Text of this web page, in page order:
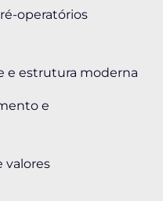
operatórios
e estrutura moderna
e
valores